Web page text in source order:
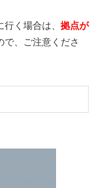
く場合は、 拠点が
で、ご注意くださ